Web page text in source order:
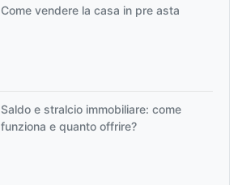
Come vendere la casa in pre asta
Saldo e stralcio immobiliare: come
funziona e quanto offrire?